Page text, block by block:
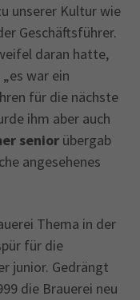
unserer Kultur wie
Geschäftsführer.
daran hatte,
war ein
für die nächste
ihm aber auch
senior übergab
angesehenes
Thema in der
für die
junior. Gedrängt
die Brauerei neu